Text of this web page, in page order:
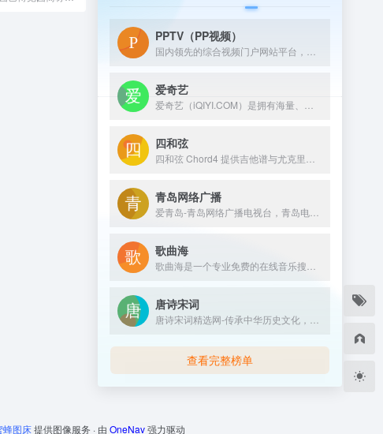
PPTV（PP视频）
爱奇艺
四和弦
青岛网络广播
歌曲海
唐诗宋词
查看完整榜单
蜂图床提供图像服务 · 由 OneNav强力驱动